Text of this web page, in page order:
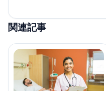
関連記事